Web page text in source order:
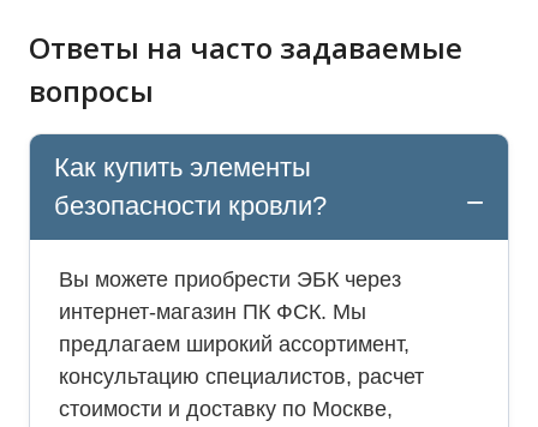
Ответы на часто задаваемые
вопросы
Как купить элементы
безопасности кровли?
Вы можете приобрести ЭБК через
интернет-магазин ПК ФСК. Мы
предлагаем широкий ассортимент,
консультацию специалистов, расчет
стоимости и доставку по Москве,